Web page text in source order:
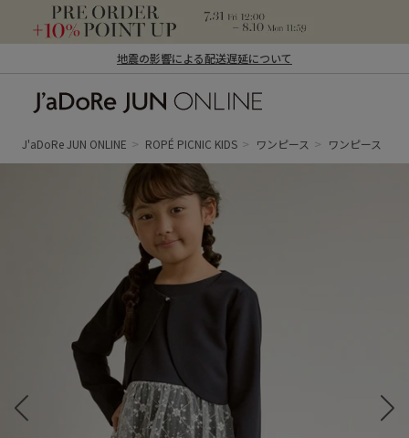
地震の影響による配送遅延について
ン オンライン）
J'aDoRe JUN ONLINE ROPÉ PICNIC KIDS ワンピース ワンピース